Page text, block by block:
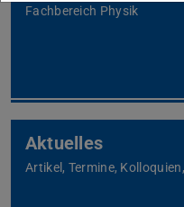
Fachbereich Physik
Aktuelles
Artikel, Termine,